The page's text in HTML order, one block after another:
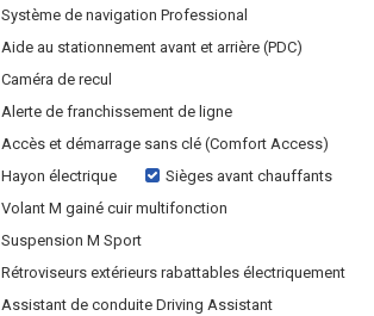
Système de navigation Professional
Aide au stationnement avant et arrière (PDC)
Caméra de recul
Alerte de franchissement de ligne
Accès et démarrage sans clé (Comfort Access)
Hayon électrique
Sièges avant chauffants
Volant M gainé cuir multifonction
Suspension M Sport
Rétroviseurs extérieurs rabattables électriquement
Assistant de conduite Driving Assistant